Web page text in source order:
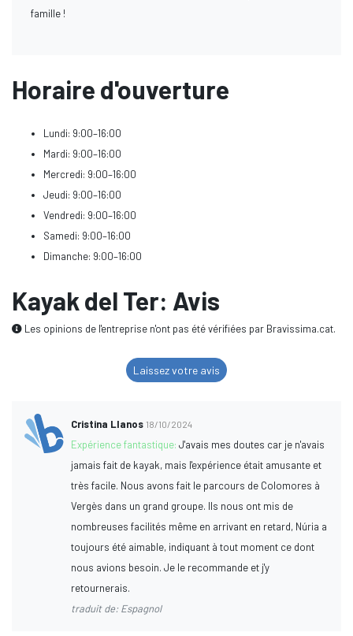
famille !
Horaire d'ouverture
Lundi: 9:00–16:00
Mardi: 9:00–16:00
Mercredi: 9:00–16:00
Jeudi: 9:00–16:00
Vendredi: 9:00–16:00
Samedi: 9:00–16:00
Dimanche: 9:00–16:00
Kayak del Ter: Avis
Les opinions de l'entreprise n'ont pas été vérifiées par Bravissima.cat.
Laissez votre avis
Cristina Llanos 18/10/2024
Expérience fantastique:J'avais mes doutes car je n'avais
jamais fait de kayak, mais l'expérience était amusante et
très facile. Nous avons fait le parcours de Colomores à
Vergès dans un grand groupe. Ils nous ont mis de
nombreuses facilités même en arrivant en retard, Núria a
toujours été aimable, indiquant à tout moment ce dont
nous avions besoin. Je le recommande et j'y
retournerais.
traduit de: Espagnol